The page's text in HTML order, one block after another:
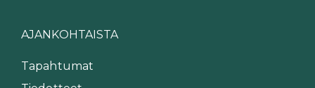
AJANKOHTAISTA
Tapahtumat